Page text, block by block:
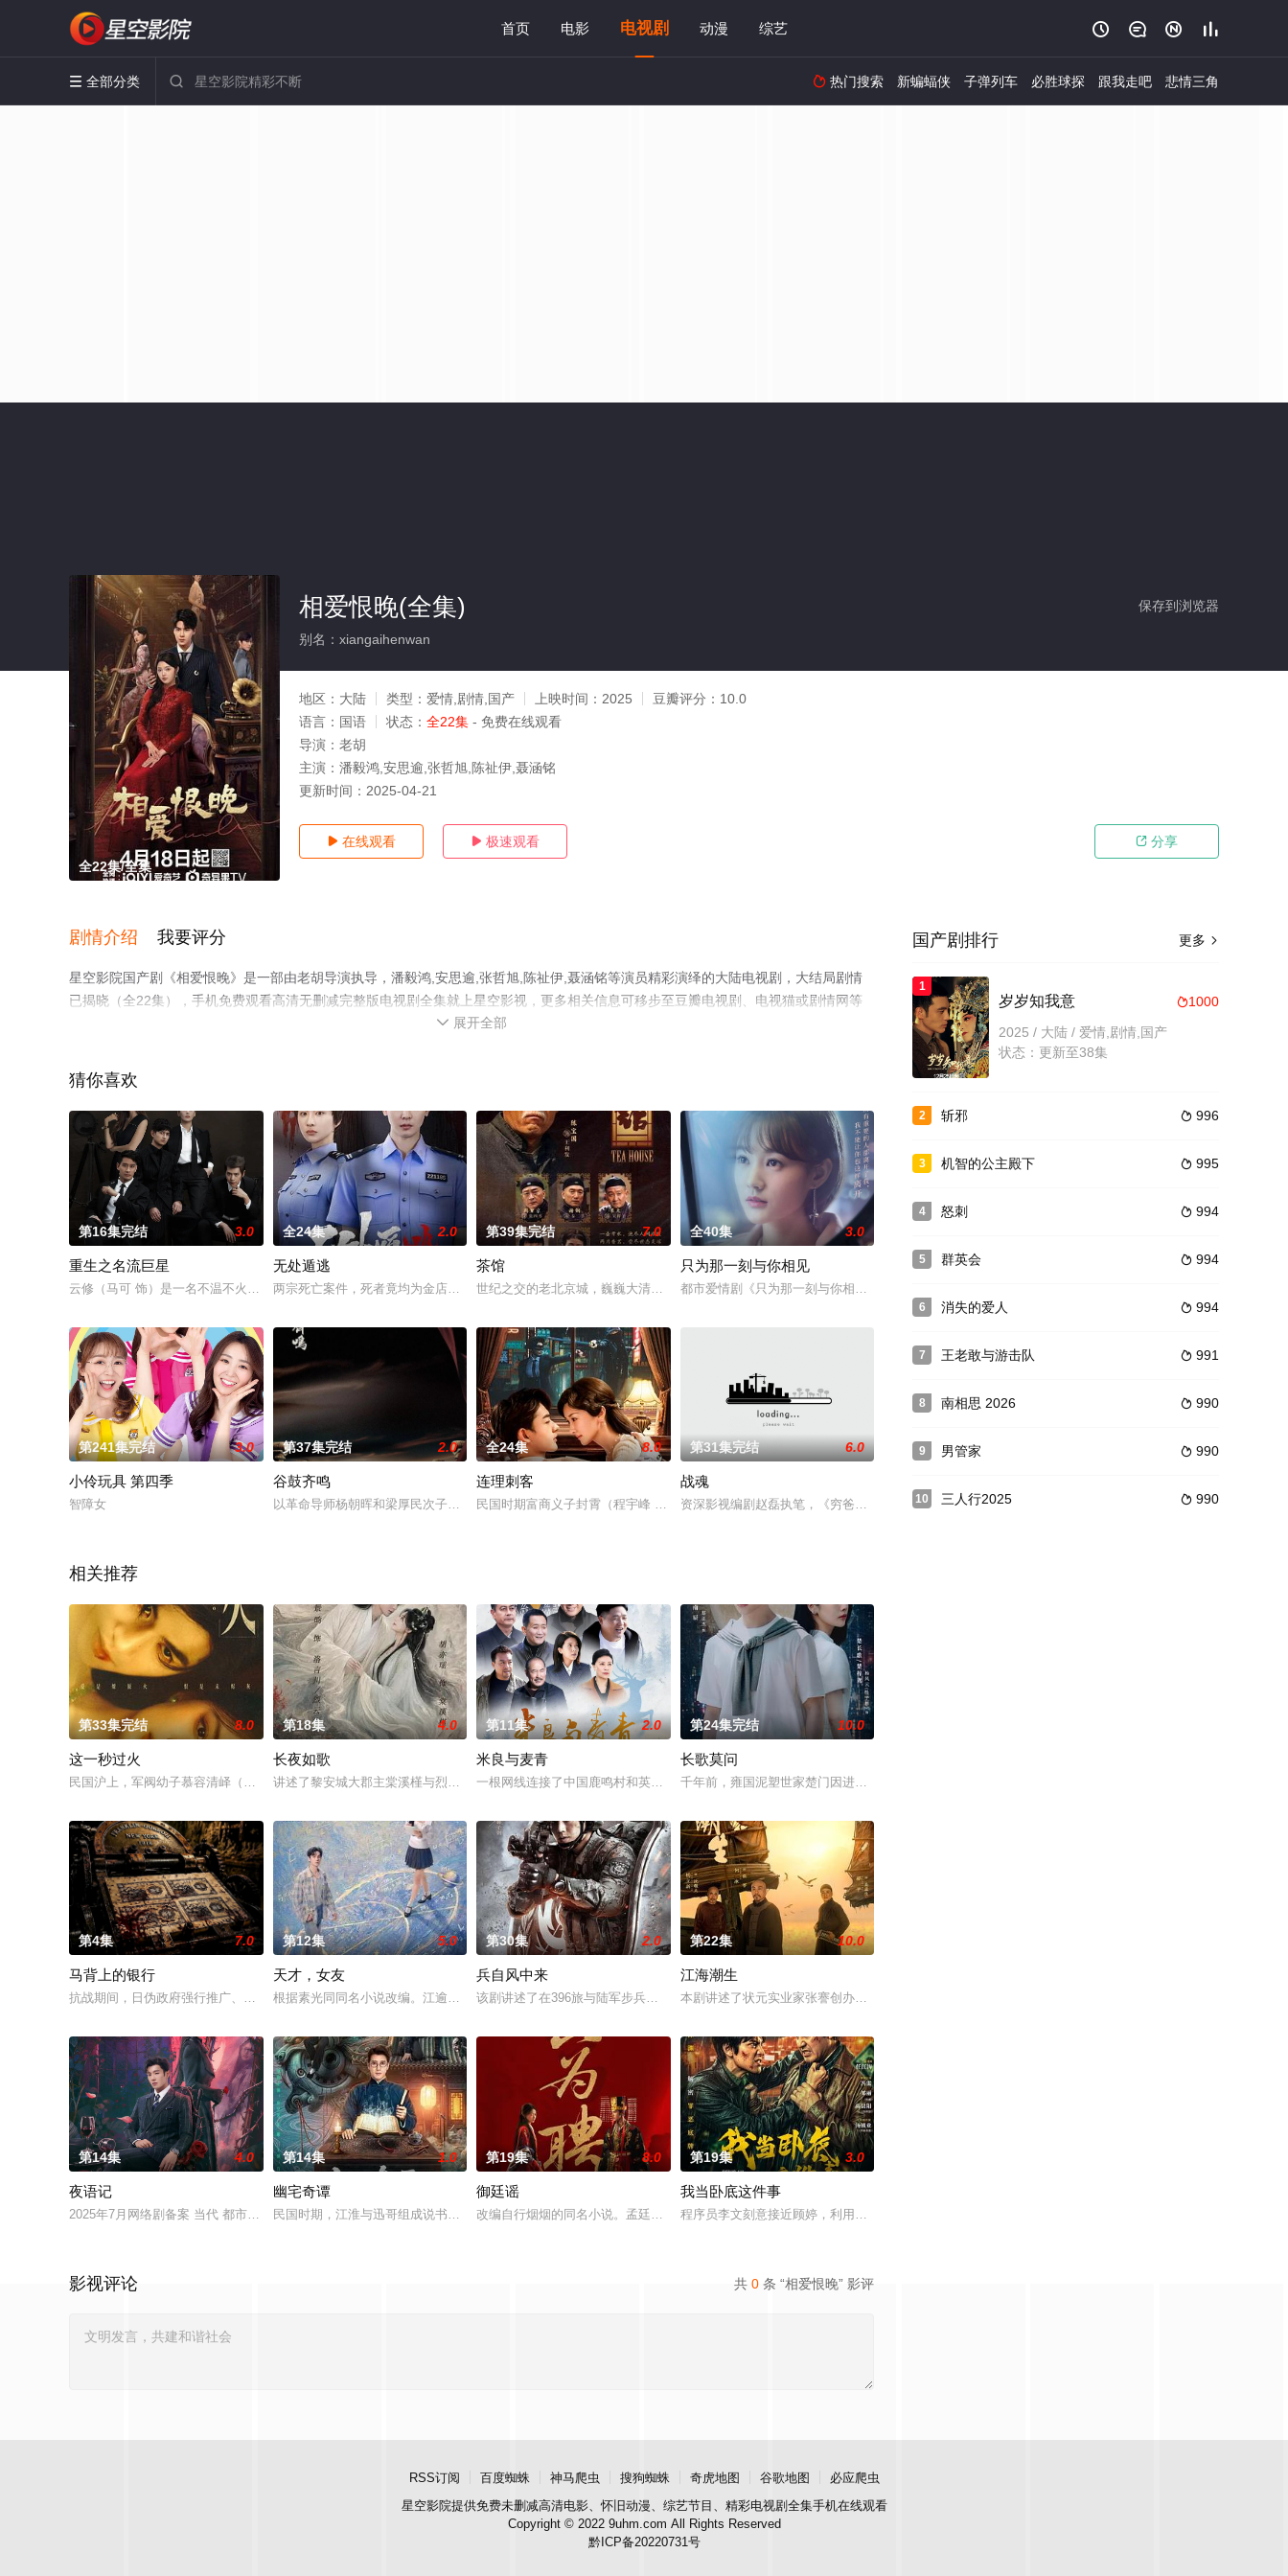
首页 电影 电视剧 动漫 综艺    
 全部分类   热门搜索 新蝙蝠侠 子弹列车 必胜球探 跟我走吧 悲情三角
全22集/全集
保存到浏览器
相爱恨晚(全集)
别名：xiangaihenwan
地区： 大陆 类型： 爱情,剧情,国产 上映时间： 2025 豆瓣评分： 10.0
语言： 国语 状态： 全22集 - 免费在线观看
导演： 老胡
主演： 潘毅鸿,安思逾,张哲旭,陈祉伊,聂涵铭
更新时间： 2025-04-21
 在线观看  极速观看  分享
剧情介绍 我要评分
星空影院国产剧《相爱恨晚》是一部由老胡导演执导，潘毅鸿,安思逾,张哲旭,陈祉伊,聂涵铭等演员精彩演绎的大陆电视剧，大结局剧情
已揭晓（全22集），手机免费观看高清无删减完整版电视剧全集就上星空影视，更多相关信息可移步至豆瓣电视剧、电视猫或剧情网等
 展开全部
猜你喜欢
第16集完结 3.0
重生之名流巨星
云修（马可 饰）是一名不温不火的小演员，个性耿直的他遭到了好友谢颐（纳瓦·君拉纳拉 Nawat Kulrattanara
全24集 2.0
无处遁逃
两宗死亡案件，死者竟均为金店大劫案的嫌疑人，究竟是分赃不均反目成仇，还是天道迢迢自有报应？被劫后表现反常的金店老板，刻意
第39集完结 7.0
茶馆
世纪之交的老北京城，巍巍大清气数将尽，苟延残喘。各方势力相继抬头，救国救亡的队伍中各类投机分子时隐时没。老北京城的一个角
全40集 3.0
只为那一刻与你相见
都市爱情剧《只为那一刻与你相见》由SMG尚世影业出品，香港导演查传谊执导，由陆毅、李一桐领衔主演，
第241集完结 3.0
小伶玩具 第四季
智障女
第37集完结 2.0
谷鼓齐鸣
以革命导师杨朝晖和梁厚民次子梁栋为代表的红军战士带领石鼓镇百姓，反抗以地主顾孝臣及其子顾镇塬为代表的黑色恶势力，所有人团
全24集 8.0
连理刺客
民国时期富商义子封霄（程宇峰 饰）与军阀义女林婉绣（刘美旗 饰）虽为夫妻，却在乱世之下各为其主，二人即深爱着对方却又不得
第31集完结 6.0
战魂
资深影视编剧赵磊执笔，《穷爸爸富爸爸》的导演刘宏胤执导，郝万军担任动作导演，李建、张雯、景岗山等
相关推荐
第33集完结 8.0
这一秒过火
民国沪上，军阀幼子慕容清峄（张凌赫 饰）因被抱错而受尽养父虐待，少年出逃时被任素素（王楚然 饰）所救，却累及其家族遭灭顶
第18集 4.0
长夜如歌
讲述了黎安城大郡主棠溪槿与烈云峥之间曲折动人的情感，以及他们在复杂局势中坚守初心、勇敢面对困难的爱情故事。通过剧中主人公
第11集 2.0
米良与麦青
一根网线连接了中国鹿鸣村和英国牛津，麦香通过视频向米良宣告：婚不结了。鹿鸣村开了锅，村民大骂麦香是叛徒。麦香是婚前体检查
第24集完结 10.0
长歌莫问
千年前，雍国泥塑世家楚门因进贡的“十二生肖”离奇流血炸裂，惨遭满门流放，楚父以死鸣冤。楚家大小姐楚
第4集 7.0
马背上的银行
抗战期间，日伪政府强行推广、使用由“中国准备银行”发行的伪钞货币。根据党中央指示，高景波、徐邵梁、孙希光和黄鹰等人开始筹
第12集 5.0
天才，女友
根据素光同同名小说改编。江逾白长大以后，林知夏忽然对他说：“江逾白，我喜欢你，哲学和生物学意义上的喜欢。”那个夜晚，他脸
第30集 2.0
兵自风中来
该剧讲述了在396旅与陆军步兵学院联合举办的小型军事演习中，郭子剑因不满演习流于形式，假传指令要求真打实抗，虽引发哗然，
第22集 10.0
江海潮生
本剧讲述了状元实业家张謇创办大生企业，实业报国的故事。甲午战争后，国家蒙羞，张謇虽高中状元，却渴
第14集 4.0
夜语记
2025年7月网络剧备案 当代 都市 海南越酷文化传媒有限公司
第14集 1.0
幽宅奇谭
民国时期，江淮与迅哥组成说书班子，偶遇“白天人住屋，晚上鬼占房”的阴阳宅，江淮被掳走配“阴婚”。他与女探长穆英搭档，侦破
第19集 8.0
御廷谣
改编自行烟烟的同名小说。孟廷辉，大平王朝有史以来个以女子进士科三元及第入翰林院的奇女子。十年前的她被他从死人堆里救出来，
第19集 3.0
我当卧底这件事
程序员李文刻意接近顾婷，利用顾炎女儿奴的属性，请求老炮儿顾炎带自己用程序员身份卧底电诈集团以求查
共 0 条 “相爱恨晚” 影评
影视评论
更多 
国产剧排行
1
1000
岁岁知我意
2025 / 大陆 / 爱情,剧情,国产
状态：更新至38集
2  996
斩邪
3  995
机智的公主殿下
4  994
怒刺
5  994
群英会
6  994
消失的爱人
7  991
王老敢与游击队
8  990
南相思 2026
9  990
男管家
10  990
三人行2025
RSS订阅 百度蜘蛛 神马爬虫 搜狗蜘蛛 奇虎地图 谷歌地图
必应爬虫
星空影院提供免费未删减高清电影、怀旧动漫、综艺节目、精彩电视剧全集手机在线观看
Copyright © 2022 9uhm.com All Rights Reserved
黔ICP备20220731号